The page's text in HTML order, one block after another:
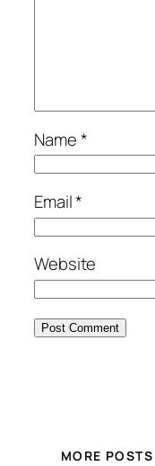
Name*
Email*
Website
MORE POSTS